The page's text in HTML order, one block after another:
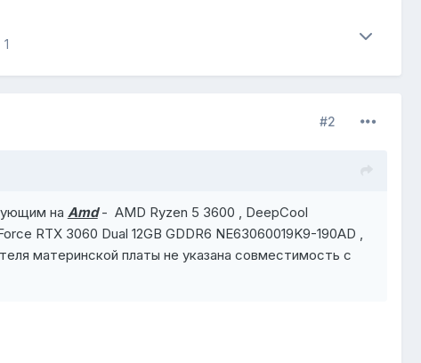
1
#2
на Amd- AMD Ryzen 5 3600 , DeepCool
RTX 3060 Dual 12GB GDDR6 NE63060019K9-190AD ,
материнской платы не указана совместимость с